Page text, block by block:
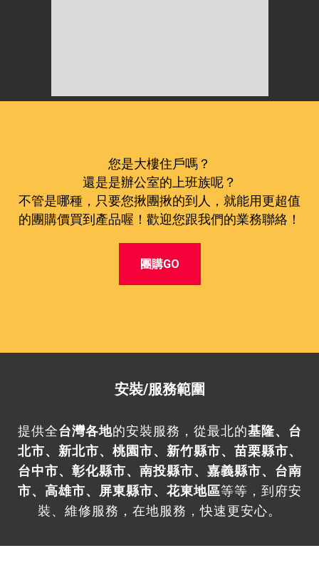
您是大樓住戶嗎？
還是是辦公室的上班族呢？
不管是哪種，只要您揪團揪的到人，就能用更超值
的團購價買到產品喔！歡迎您跟我們的業務聯絡！
團購GO
安裝/服務範圍
提供全台灣各地的安裝服務，從最北的基隆、台
北市、新北市、桃園市、新竹縣市、苗栗縣市、
台中市、彰化縣市、南投縣市、嘉義縣市、台南
市、高雄市、屏東縣市、花東地區等等，到府安
裝、維修服務，在地服務，快速更安心。